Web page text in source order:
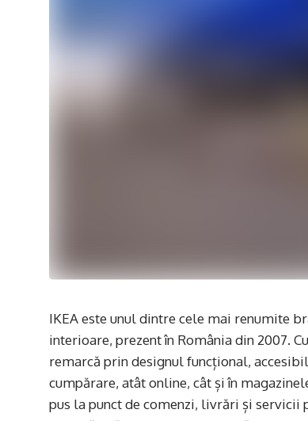
IKEA este unul dintre cele mai renumite
interioare, prezent în România din 2007.
remarcă prin designul funcțional,
cumpărare, atât online, cât și în
pus la punct de comenzi, livrări și servicii